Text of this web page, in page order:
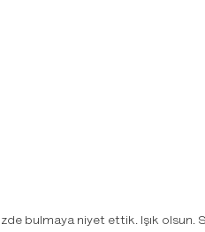
bulmaya niyet ettik. Işık olsun.